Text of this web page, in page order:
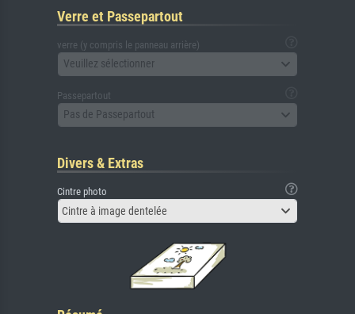
Verre et Passepartout
verre (y compris le panneau arrière)
Veuillez sélectionner
Passepartout
Pas de Passepartout
Divers & Extras
Cintre photo
Cintre à image dentelée